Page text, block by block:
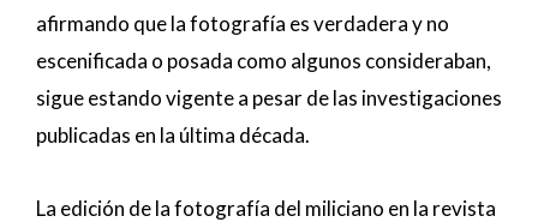
afirmando que la fotografía es verdadera y no
escenificada o posada como algunos consideraban,
sigue estando vigente a pesar de las investigaciones
publicadas en la última década.
La edición de la fotografía del miliciano en la revista